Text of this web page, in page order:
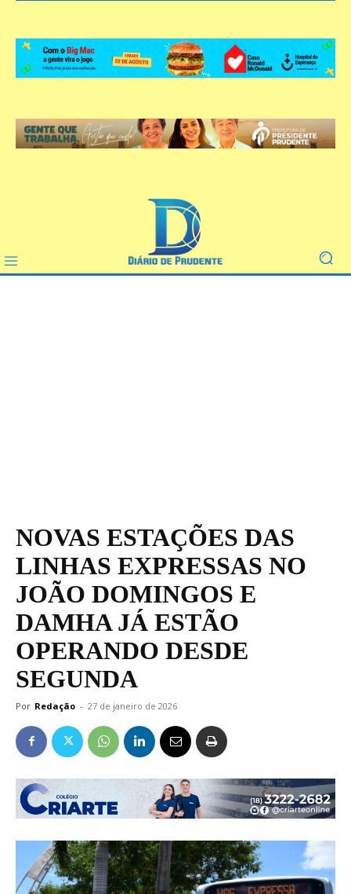
NOVAS ESTAÇÕES DAS
LINHAS EXPRESSAS NO
JOÃO DOMINGOS E
DAMHA JÁ ESTÃO
OPERANDO DESDE
SEGUNDA
Por Redação - 27 de janeiro de 2026